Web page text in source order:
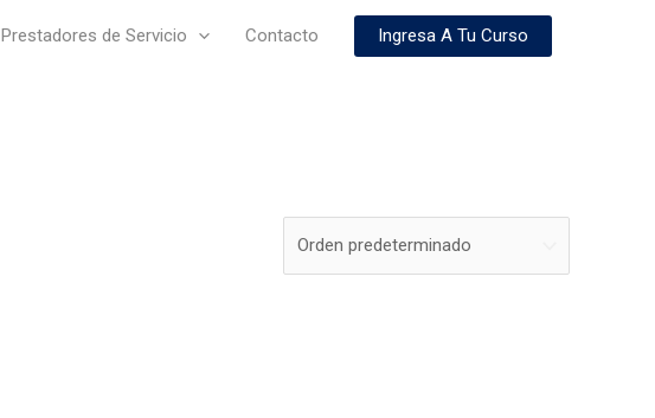
Prestadores de Servicio Contacto Ingresa A Tu Curso